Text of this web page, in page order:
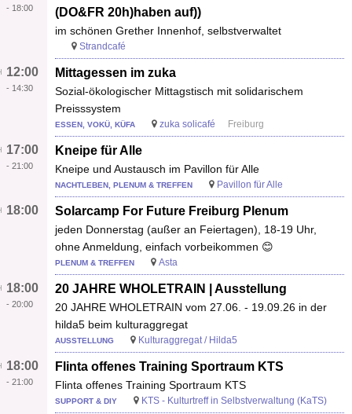
(DO&FR 20h)haben auf))
im schönen Grether Innenhof, selbstverwaltet
- 18:00
Strandcafé
Mittagessen im zuka
Sozial-ökologischer Mittagstisch mit solidarischem
Preisssystem
12:00
- 14:30
ESSEN, VOKÜ, KÜFA zuka solicafé Freiburg
Kneipe für Alle
Kneipe und Austausch im Pavillon für Alle
17:00
- 21:00
NACHTLEBEN, PLENUM & TREFFEN Pavillon für Alle
Solarcamp For Future Freiburg Plenum
jeden Donnerstag (außer an Feiertagen), 18-19 Uhr,
ohne Anmeldung, einfach vorbeikommen 😊
18:00
PLENUM & TREFFEN Asta
20 JAHRE WHOLETRAIN | Ausstellung
20 JAHRE WHOLETRAIN vom 27.06. - 19.09.26 in der
hilda5 beim kulturaggregat
18:00
- 20:00
AUSSTELLUNG Kulturaggregat / Hilda5
Flinta offenes Training Sportraum KTS
Flinta offenes Training Sportraum KTS
18:00
- 21:00
SUPPORT & DIY KTS - Kulturtreff in Selbstverwaltung (KaTS)